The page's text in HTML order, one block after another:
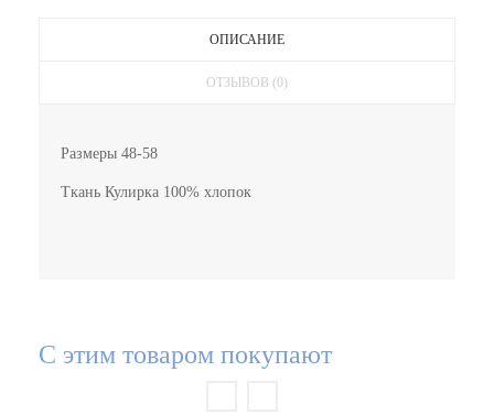
ОПИСАНИЕ
ОТЗЫВОВ (0)
Размеры 48-58
Ткань Кулирка 100% хлопок
С этим товаром покупают